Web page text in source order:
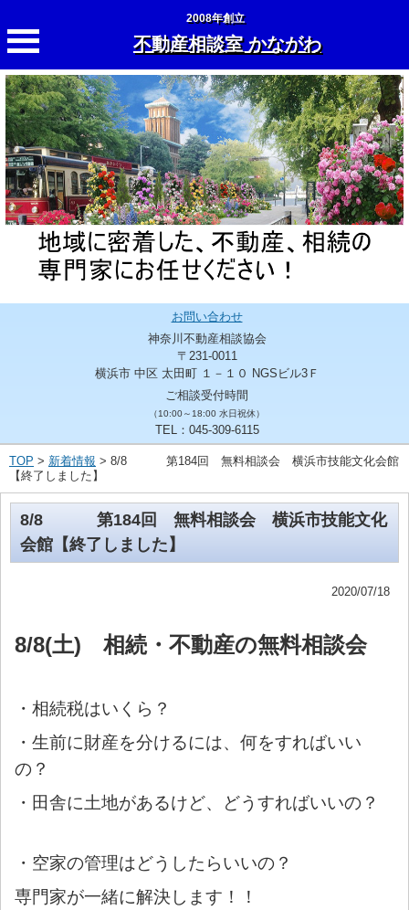
2008年創立
不動産相談室 かながわ
お問い合わせ
神奈川不動産相談協会
〒231-0011
横浜市 中区 太田町 １－１０ NGSビル3Ｆ
ご相談受付時間
（10:00～18:00 水日祝休）
TEL：045-309-6115
TOP > 新着情報 > 8/8 第184回 無料相談会 横浜市技能文化会館
【終了しました】
8/8 第184回 無料相談会 横浜市技能文化
会館【終了しました】
2020/07/18
8/8(土) 相続・不動産の無料相談会
・相続税はいくら？
・生前に財産を分けるには、何をすればいい
の？
・田舎に土地があるけど、どうすればいいの？
・空家の管理はどうしたらいいの？
専門家が一緒に解決します！！